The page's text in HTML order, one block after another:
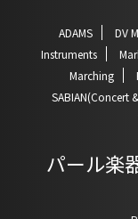
ADAMS DV
Instruments
Marching
SABIAN(Concert
パール楽